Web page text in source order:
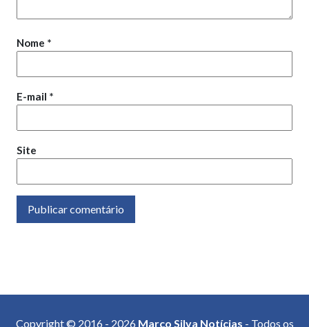
Nome *
E-mail *
Site
Copyright © 2016 - 2026 Marco Silva Notícias - Todos os